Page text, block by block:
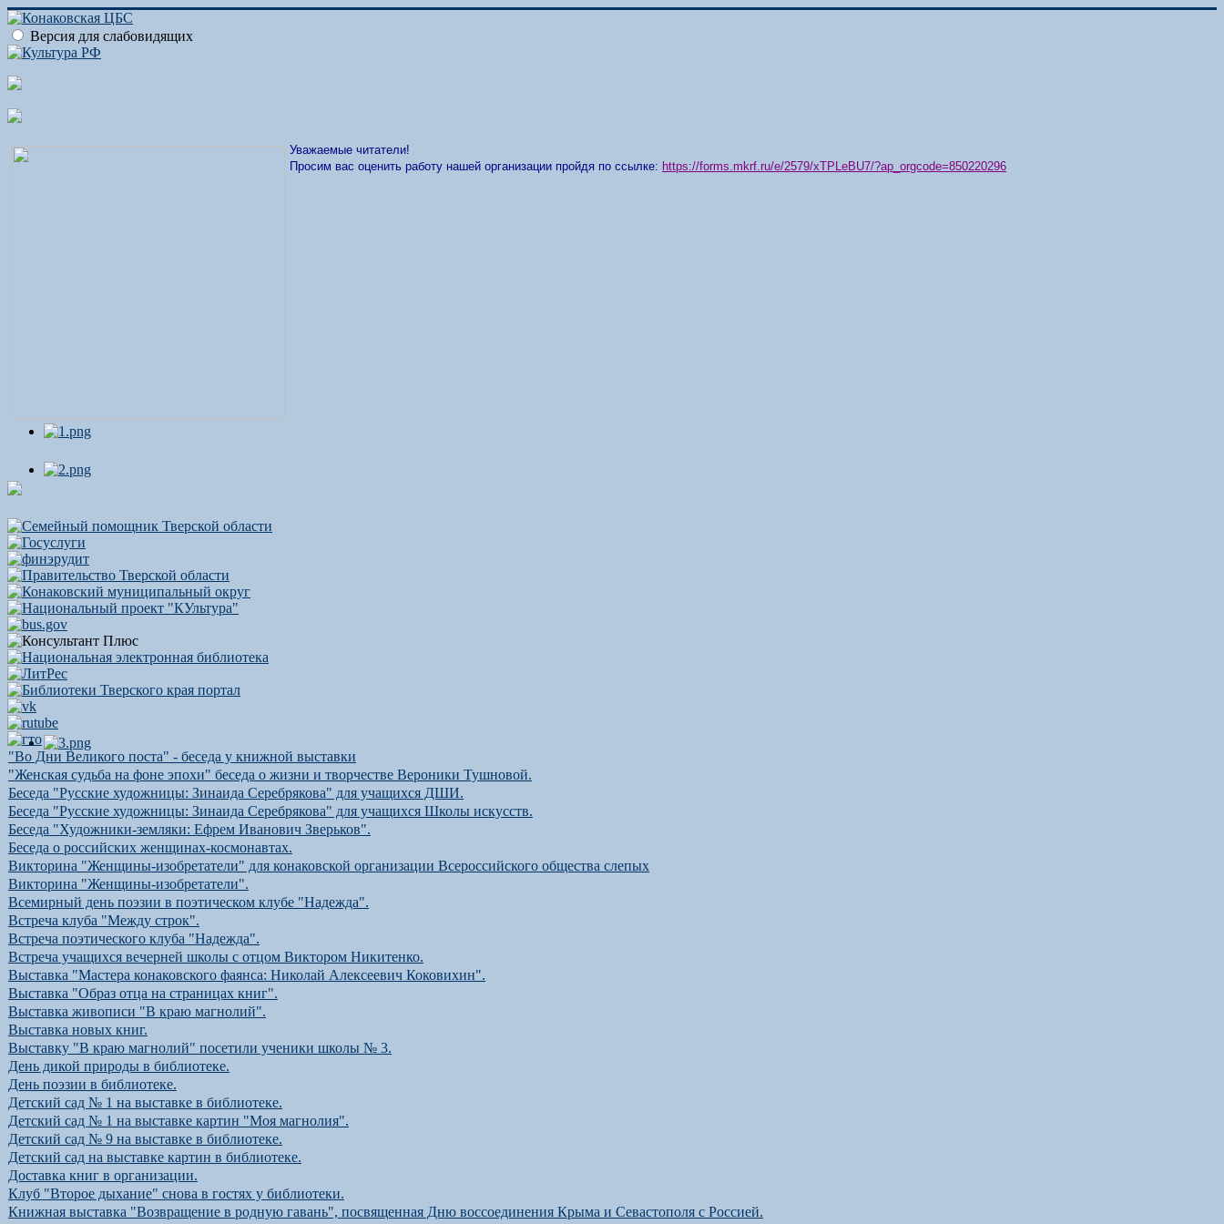
Версия для слабовидящих
Уважаемые читатели!
Просим вас оценить работу нашей организации пройдя по ссылке: https://forms.mkrf.ru/e/2579/xTPLeBU7/?ap_orgcode=850220296
"Во Дни Великого поста" - беседа у книжной выставки
"Женская судьба на фоне эпохи" беседа о жизни и творчестве Вероники Тушновой.
Беседа "Русские художницы: Зинаида Серебрякова" для учащихся ДШИ.
Беседа "Русские художницы: Зинаида Серебрякова" для учащихся Школы искусств.
Беседа "Художники-земляки: Ефрем Иванович Зверьков".
Беседа о российских женщинах-космонавтах.
Викторина "Женщины-изобретатели" для конаковской организации Всероссийского общества слепых
Викторина "Женщины-изобретатели".
Всемирный день поэзии в поэтическом клубе "Надежда".
Встреча клуба "Между строк".
Встреча поэтического клуба "Надежда".
Встреча учащихся вечерней школы с отцом Виктором Никитенко.
Выставка "Мастера конаковского фаянса: Николай Алексеевич Коковихин".
Выставка "Образ отца на страницах книг".
Выставка живописи "В краю магнолий".
Выставка новых книг.
Выставку "В краю магнолий" посетили ученики школы № 3.
День дикой природы в библиотеке.
День поэзии в библиотеке.
Детский сад № 1 на выставке в библиотеке.
Детский сад № 1 на выставке картин "Моя магнолия".
Детский сад № 9 на выставке в библиотеке.
Детский сад на выставке картин в библиотеке.
Доставка книг в организации.
Клуб "Второе дыхание" снова в гостях у библиотеки.
Книжная выставка "Возвращение в родную гавань", посвященная Дню воссоединения Крыма и Севастополя с Россией.